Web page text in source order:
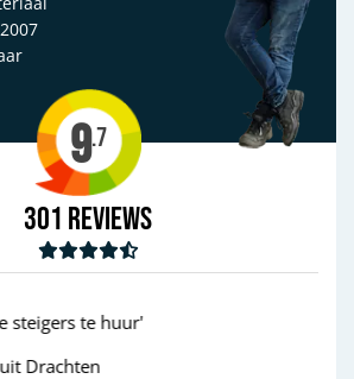
9.7
301 Reviews
'goed'
Wim uit Aalten